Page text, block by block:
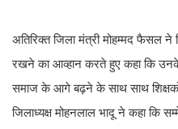
अतिरिक्त जिला मंत्री मोहम्मद फैसल
रखने का आव्हान करते हुए कहा कि
समाज के आगे बढ़ने के साथ साथ
जिलाध्यक्ष मोहनलाल भादू ने कहा कि